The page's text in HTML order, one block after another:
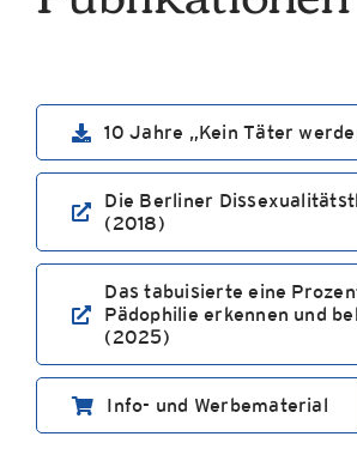
10 Jahre „Kein Täter
Die Berliner
(2018)
Das tabuisierte eine
Pädophilie erkennen und
(2025)
Info- und Werbematerial